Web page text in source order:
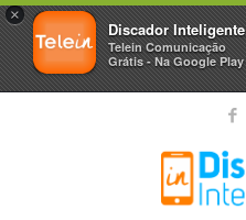
×
Discador Inteligente
Telein Comunicação
Grátis - Na Google Play